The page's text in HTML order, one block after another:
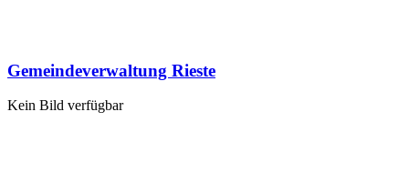
Gemeindeverwaltung Rieste
Kein Bild verfügbar